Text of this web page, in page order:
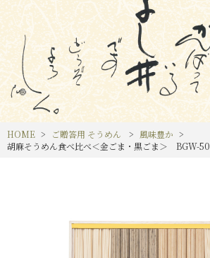
HOME ご贈答用 そうめん
風味豊か
胡麻そうめん食べ比べ＜金ごま・黒ごま＞ BGW-50